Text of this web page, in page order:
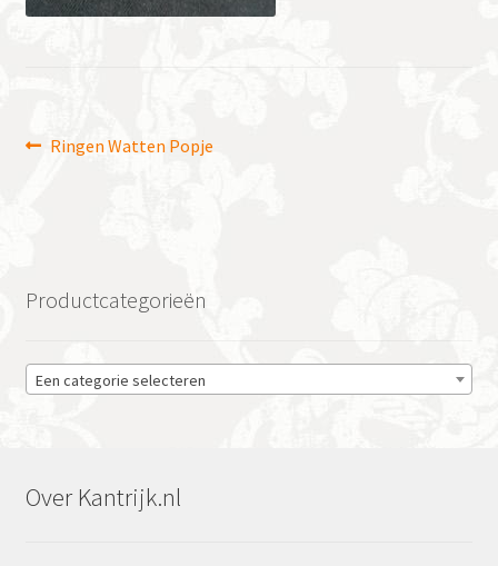
Bericht
Vorig
Ringen Watten Popje
Productcategorieën
Een categorie selecteren
Over Kantrijk.nl